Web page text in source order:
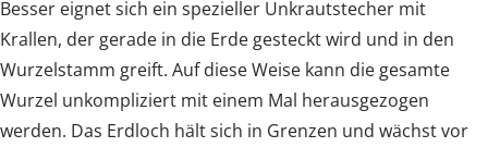
Besser eignet sich ein spezieller Unkrautstecher mit
Krallen, der gerade in die Erde gesteckt wird und in den
Wurzelstamm greift. Auf diese Weise kann die gesamte
Wurzel unkompliziert mit einem Mal herausgezogen
werden. Das Erdloch hält sich in Grenzen und wächst vor